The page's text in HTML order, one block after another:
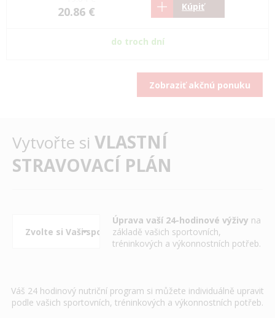
20.86 € Kúpiť
do troch dní
Zobraziť akčnú ponuku
Vytvořte si VLASTNÍ
STRAVOVACÍ PLÁN
Úprava vaší 24-hodinové výživy na
základě vašich sportovních,
tréninkových a výkonnostních potřeb.
Váš 24 hodinový nutriční program si můžete individuálně upravit
podle vašich sportovních, tréninkových a výkonnostních potřeb.